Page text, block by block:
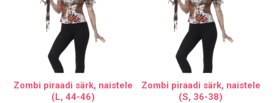
Zombi piraadi särk, naistele
(L, 44-46)
Zombi piraadi särk, naistele
(S, 36-38)